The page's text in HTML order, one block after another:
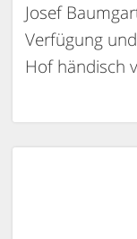
Josef
Verfügung
Hof händisch